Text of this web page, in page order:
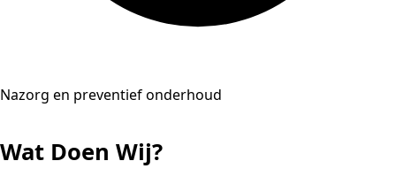
Nazorg en preventief onderhoud
Wat Doen Wij?